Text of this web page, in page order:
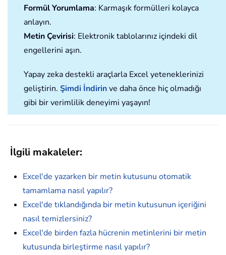
Formül Yorumlama: Karmaşık formülleri kolayca
anlayın.
Metin Çevirisi: Elektronik tablolarınız içindeki dil
engellerini aşın.
Yapay zeka destekli araçlarla Excel yeteneklerinizi
geliştirin. Şimdi İndirinve daha önce hiç olmadığı
gibi bir verimlilik deneyimi yaşayın!
İlgili makaleler:
Excel'de yazarken bir metin kutusunu otomatik
tamamlama nasıl yapılır?
Excel'de tıklandığında bir metin kutusunun içeriğini
nasıl temizlersiniz?
Excel'de birden fazla hücrenin metinlerini bir metin
kutusunda birleştirme nasıl yapılır?